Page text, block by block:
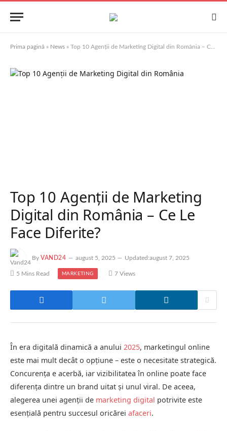
Prima pagină » News » Top 10 Agenții de Marketing Digital din România – Ce Le Face Diferite?
Top 10 Agenții de Marketing
Digital din România – Ce Le
Face Diferite?
By VAND24 august 5, 2025 Updated:august 7, 2025
5 Mins Read MARKETING 7 Views
În era digitală dinamică a anului 2025, marketingul online
este mai mult decât o opțiune – este o necesitate strategică.
Concurența e acerbă, iar vizibilitatea în online poate face
diferența dintre un brand uitat și unul viral. De aceea,
alegerea unei agenții de marketing digital potrivite este
esențială pentru succesul oricărei afaceri.